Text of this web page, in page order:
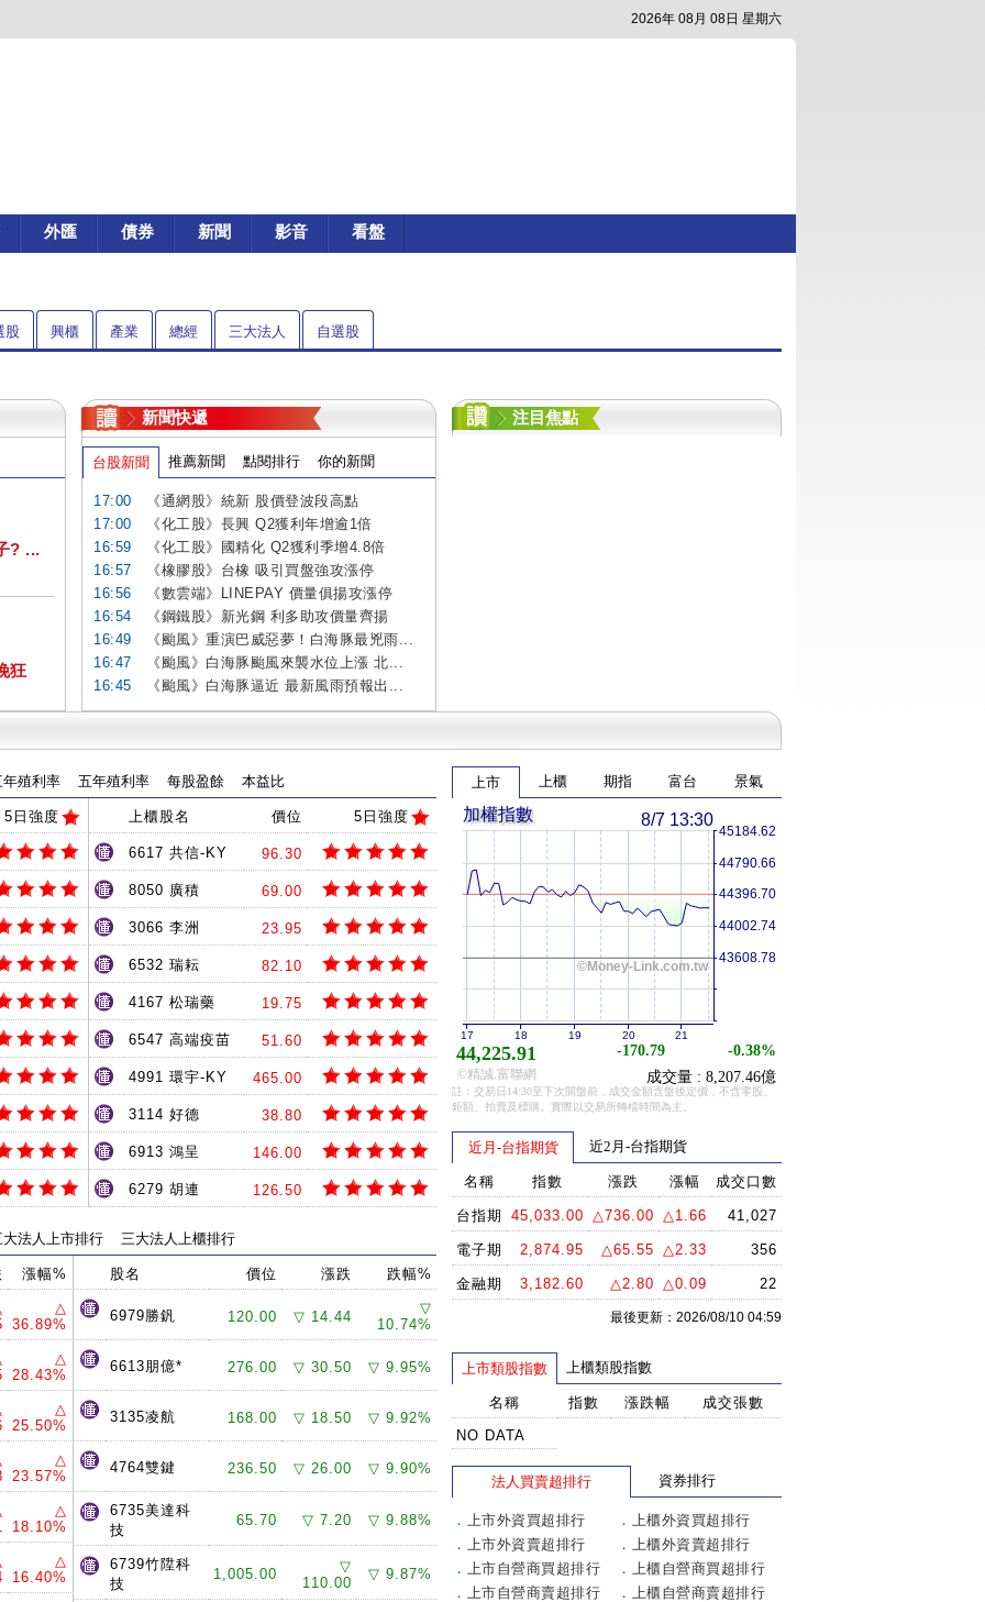
2026年 08月 08日 星期六
外匯 債券 新聞 影音 看盤
股 興櫃 產業 總經 三大法人 自選股
? ...
狂
新聞快遞
台股新聞 推薦新聞 點閱排行 你的新聞
17:00
《通網股》統新 股價登波段高點
17:00
《化工股》長興 Q2獲利年增逾1倍
16:59
《化工股》國精化 Q2獲利季增4.8倍
16:57
《橡膠股》台橡 吸引買盤強攻漲停
16:56
《數雲端》LINEPAY 價量俱揚攻漲停
16:54
《鋼鐵股》新光鋼 利多助攻價量齊揚
16:49
《颱風》重演巴威惡夢！白海豚最兇雨...
16:47
《颱風》白海豚颱風來襲水位上漲 北...
16:45
《颱風》白海豚逼近 最新風雨預報出...
注目焦點
年殖利率 五年殖利率 每股盈餘 本益比
5日強度 上櫃股名 價位 5日強度
6617 共信-KY 96.30
8050 廣積 69.00
3066 李洲 23.95
6532 瑞耘 82.10
4167 松瑞藥 19.75
6547 高端疫苗 51.60
4991 環宇-KY 465.00
3114 好德 38.80
6913 鴻呈 146.00
6279 胡連 126.50
大法人上市排行 三大法人上櫃排行
漲幅%
△
36.89%
△
28.43%
△
25.50%
△
23.57%
△
18.10%
△
16.40%
股名 價位 漲跌 跌幅%
6979勝釩 120.00 ▽ 14.44
▽
10.74%
6613朋億* 276.00 ▽ 30.50 ▽ 9.95%
3135凌航 168.00 ▽ 18.50 ▽ 9.92%
4764雙鍵 236.50 ▽ 26.00 ▽ 9.90%
6735美達科
技
65.70 ▽ 7.20 ▽ 9.88%
6739竹陞科
技
1,005.00
▽
110.00
▽ 9.87%
上市 上櫃 期指 富台 景氣
©Money-Link.com.tw
8/7 13:30
44,225.91 -170.79
-0.38%
成交量 : 8,207.46億
加權指數
17 18 19 20 21
©精誠.富聯網
43608.78
44002.74
44396.70
44790.66
45184.62
註：交易日14:30至下次開盤前，成交金額含盤後定價，不含零股、
鉅額、拍賣及標購。實際以交易所轉檔時間為主。
近月-台指期貨 近2月-台指期貨
名稱 指數 漲跌 漲幅 成交口數
台指期 45,033.00 △736.00 △1.66 41,027
電子期 2,874.95 △65.55 △2.33 356
金融期 3,182.60 △2.80 △0.09 22
最後更新：2026/08/10 04:59
上市類股指數 上櫃類股指數
名稱 指數 漲跌幅
成交張數
NO DATA
法人買賣超排行 資券排行
． 上市外資買超排行
． 上市外資賣超排行
． 上市自營商買超排行
． 上市自營商賣超排行
． 上櫃外資買超排行
． 上櫃外資賣超排行
． 上櫃自營商買超排行
． 上櫃自營商賣超排行